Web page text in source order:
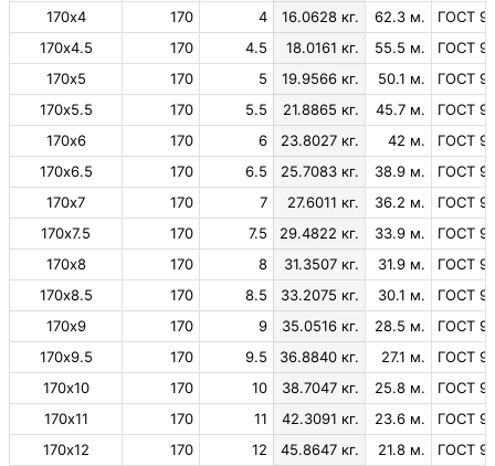
170х4
170 4 16.0628 кг. 62.3 м.
ГОСТ
170х4.5
170 4.5 18.0161 кг. 55.5 м.
ГОСТ
170х5
170 5 19.9566 кг. 50.1 м.
ГОСТ
170х5.5
170 5.5 21.8865 кг. 45.7 м.
ГОСТ
170х6
170 6 23.8027 кг. 42 м.
ГОСТ
170х6.5
170 6.5 25.7083 кг. 38.9 м.
ГОСТ
170х7
170 7 27.6011 кг. 36.2 м.
ГОСТ
170х7.5
170 7.5 29.4822 кг. 33.9 м.
ГОСТ
170х8
170 8 31.3507 кг. 31.9 м.
ГОСТ
170х8.5
170 8.5 33.2075 кг. 30.1 м.
ГОСТ
170х9
170 9 35.0516 кг. 28.5 м.
ГОСТ
170х9.5
170 9.5 36.8840 кг. 27.1 м.
ГОСТ
170х10
170 10 38.7047 кг. 25.8 м.
ГОСТ
170х11
170 11 42.3091 кг. 23.6 м.
ГОСТ
170х12
170 12 45.8647 кг. 21.8 м.
ГОСТ